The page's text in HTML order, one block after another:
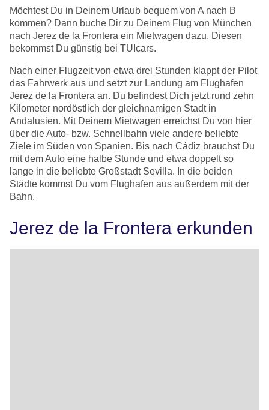
Möchtest Du in Deinem Urlaub bequem von A nach B
kommen? Dann buche Dir zu Deinem Flug von München
nach Jerez de la Frontera ein Mietwagen dazu. Diesen
bekommst Du günstig bei TUIcars.
Nach einer Flugzeit von etwa drei Stunden klappt der Pilot
das Fahrwerk aus und setzt zur Landung am Flughafen
Jerez de la Frontera an. Du befindest Dich jetzt rund zehn
Kilometer nordöstlich der gleichnamigen Stadt in
Andalusien. Mit Deinem Mietwagen erreichst Du von hier
über die Auto- bzw. Schnellbahn viele andere beliebte
Ziele im Süden von Spanien. Bis nach Cádiz brauchst Du
mit dem Auto eine halbe Stunde und etwa doppelt so
lange in die beliebte Großstadt Sevilla. In die beiden
Städte kommst Du vom Flughafen aus außerdem mit der
Bahn.
Jerez de la Frontera erkunden